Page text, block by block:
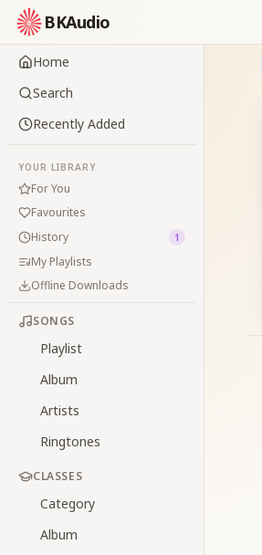
BKAudio
Home
Search
Recently Added
YOUR LIBRARY
For You
Favourites
History
1
My Playlists
Offline Downloads
SONGS
Playlist
Album
Artists
Ringtones
CLASSES
Category
Album